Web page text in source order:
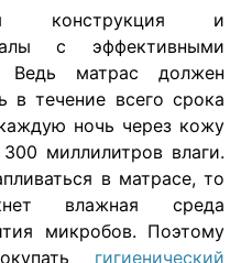
конструкция и
с эффективными
Ведь матрас должен
в течение всего срока
ночь через кожу
миллилитров влаги.
в матрасе, то
влажная среда
микробов. Поэтому
гигиенический